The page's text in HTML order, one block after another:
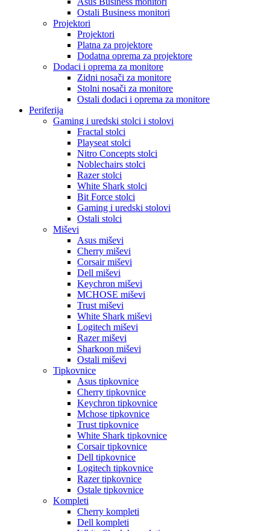
Ostali Business monitori
Projektori
Projektori
Platna za projektore
Dodatna oprema za projektore
Dodaci i oprema za monitore
Zidni nosači za monitore
Stolni nosači za monitore
Ostali dodaci i oprema za monitore
Periferija
Gaming i uredski stolci i stolovi
Fractal stolci
Playseat stolci
Nitro Concepts stolci
Noblechairs stolci
Razer stolci
White Shark stolci
Bit Force stolci
Gaming i uredski stolovi
Ostali stolci
Miševi
Asus miševi
Cherry miševi
Corsair miševi
Dell miševi
Keychron miševi
MCHOSE miševi
Trust miševi
White Shark miševi
Logitech miševi
Razer miševi
Sharkoon miševi
Ostali miševi
Tipkovnice
Asus tipkovnice
Cherry tipkovnice
Keychron tipkovnice
Mchose tipkovnice
Trust tipkovnice
White Shark tipkovnice
Corsair tipkovnice
Dell tipkovnice
Logitech tipkovnice
Razer tipkovnice
Ostale tipkovnice
Kompleti
Cherry kompleti
Dell kompleti